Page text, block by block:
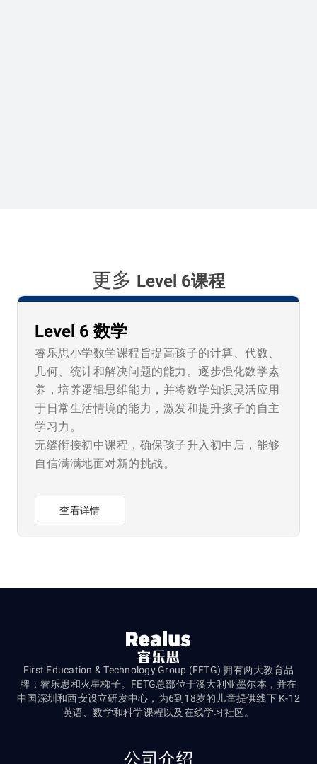
更多 Level 6课程
Level 6 数学
睿乐思小学数学课程旨提高孩子的计算、代数、
几何、统计和解决问题的能力。逐步强化数学素
养，培养逻辑思维能力，并将数学知识灵活应用
于日常生活情境的能力，激发和提升孩子的自主
学习力。
无缝衔接初中课程，确保孩子升入初中后，能够
自信满满地面对新的挑战。
查看详情
First Education & Technology Group (FETG) 拥有两大教育品
牌：睿乐思和火星梯子。FETG总部位于澳大利亚墨尔本，并在
中国深圳和西安设立研发中心，为6到18岁的儿童提供线下 K-12
英语、数学和科学课程以及在线学习社区。
公司介绍